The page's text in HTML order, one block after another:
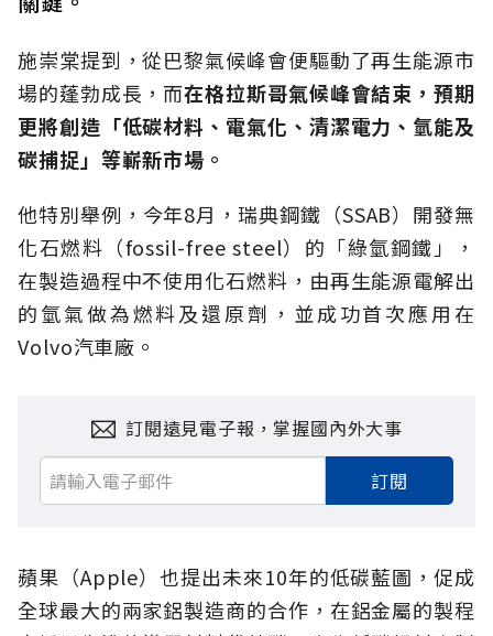
施崇棠提到，從巴黎氣候峰會便驅動了再生能源市
場的蓬勃成長，而在格拉斯哥氣候峰會結束，預期
更將創造「低碳材料、電氣化、清潔電力、氫能及
碳捕捉」等嶄新市場。
他特別舉例，今年8月，瑞典鋼鐵（SSAB）開發無
化石燃料（fossil-free steel）的「綠氫鋼鐵」，
在製造過程中不使用化石燃料，由再生能源電解出
的氫氣做為燃料及還原劑，並成功首次應用在
Volvo汽車廠。
訂閱遠見電子報，掌握國內外大事
訂閱
蘋果（Apple）也提出未來10年的低碳藍圖，促成
全球最大的兩家鋁製造商的合作，在鋁金屬的製程